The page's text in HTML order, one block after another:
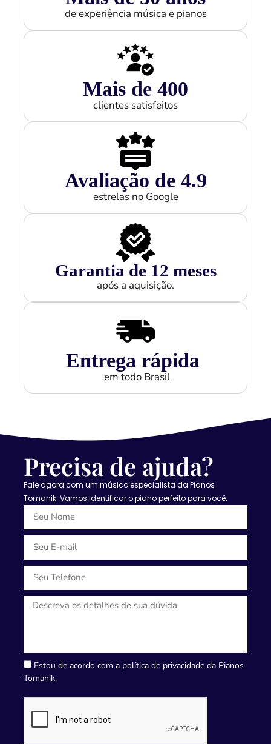
de experiência música e pianos
Mais de 400
clientes satisfeitos
Avaliação de 4.9
estrelas no Google
Garantia de 12 meses
após a aquisição.
Entrega rápida
em todo Brasil
Precisa de ajuda?
Fale agora com um músico especialista da Pianos
Tomanik. Vamos identificar o piano perfeito para você.
Estou de acordo com a política de privacidade da Pianos
Tomanik.